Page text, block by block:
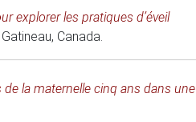
explorer les pratiques d’éveil
Gatineau, Canada.
la maternelle cinq ans dans une